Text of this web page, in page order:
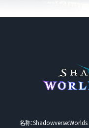
・2025年6月下旬以
ID」の公式Xアカ
ジ)にて当選通知
します。
※当選発表は当選
※公式Xアカウン
取り方法を実施し
名称：